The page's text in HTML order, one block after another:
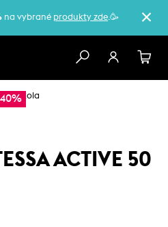
na vybrané produkty zde.🥳
kola
ACTIVE 50